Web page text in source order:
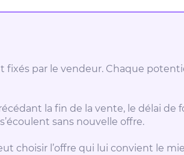
par le vendeur. Chaque
la fin de la vente, le délai
sans nouvelle offre.
choisir l’offre qui lui convient le